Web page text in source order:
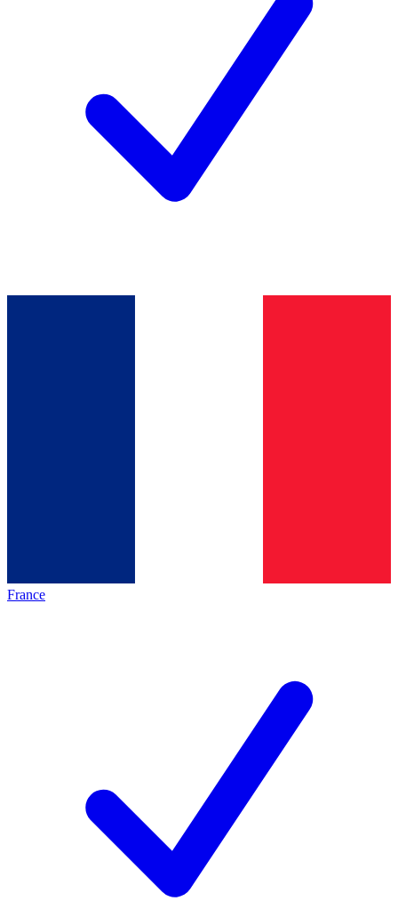
France